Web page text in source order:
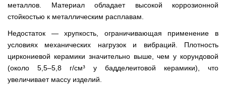
металлов. Материал обладает высокой коррозионной
стойкостью к металлическим расплавам.
Недостаток — хрупкость, ограничивающая применение в
условиях механических нагрузок и вибраций. Плотность
циркониевой керамики значительно выше, чем у корундовой
(около 5,5–5,8 г/см³ у бадделеитовой керамики), что
увеличивает массу изделий.